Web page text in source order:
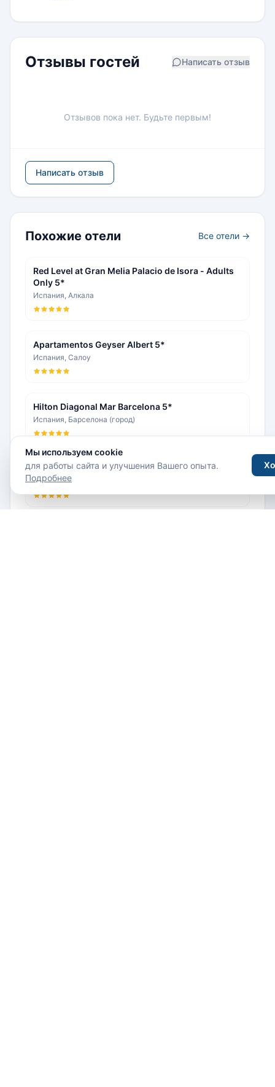
Отзывы гостей Написать отзыв
Отзывов пока нет. Будьте первым!
Написать отзыв
Похожие отели Все отели →
Red Level at Gran Melia Palacio de Isora - Adults
Only 5*
Испания, Алкала
Apartamentos Geyser Albert 5*
Испания, Салоу
Hilton Diagonal Mar Barcelona 5*
Испания, Барселона (город)
Aparthotel Novo Resort 5*
Испания, Ново Санкти Петри
Мы используем cookie
для работы сайта и улучшения Вашего опыта.
Подробнее